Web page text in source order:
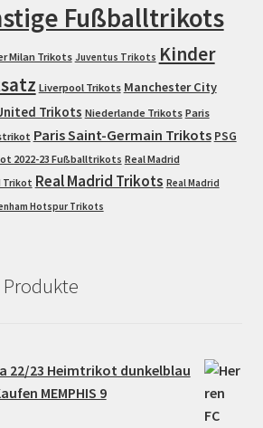
Fußballtrikots
Milan Trikots Juventus Trikots Kinder
Liverpool Trikots Manchester City
Trikots Niederlande Trikots Paris
Paris Saint-Germain Trikots PSG
2022-23 Fußballtrikots Real Madrid
Trikot Real Madrid Trikots Real Madrid
Hotspur Trikots
22/23 Heimtrikot dunkelblau
MEMPHIS 9